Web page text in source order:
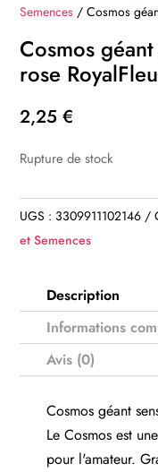
Semences / Cosmos
Cosmos
rose
2,25€
Rupture de stock
UGS : 3309911102146
et Semences
Description
Informations
Avis (0)
Cosmos géant
Le Cosmos est
pour l'amateur.